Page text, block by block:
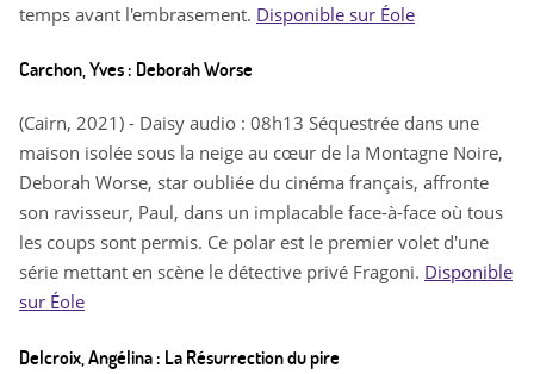
temps avant l'embrasement. Disponible sur Éole
Carchon, Yves : Deborah Worse
(Cairn, 2021) - Daisy audio : 08h13 Séquestrée dans une
maison isolée sous la neige au cœur de la Montagne Noire,
Deborah Worse, star oubliée du cinéma français, affronte
son ravisseur, Paul, dans un implacable face-à-face où tous
les coups sont permis. Ce polar est le premier volet d'une
série mettant en scène le détective privé Fragoni. Disponible
sur Éole
Delcroix, Angélina : La Résurrection du pire